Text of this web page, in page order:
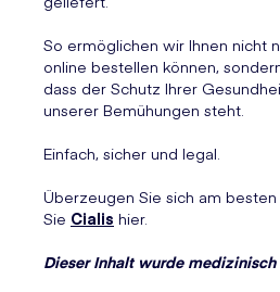
So ermöglichen wir Ihnen nicht
online bestellen können,
dass der Schutz Ihrer
unserer Bemühungen steht.
Einfach, sicher und legal.
Überzeugen Sie sich am
Sie Cialis hier.
Dieser Inhalt wurde